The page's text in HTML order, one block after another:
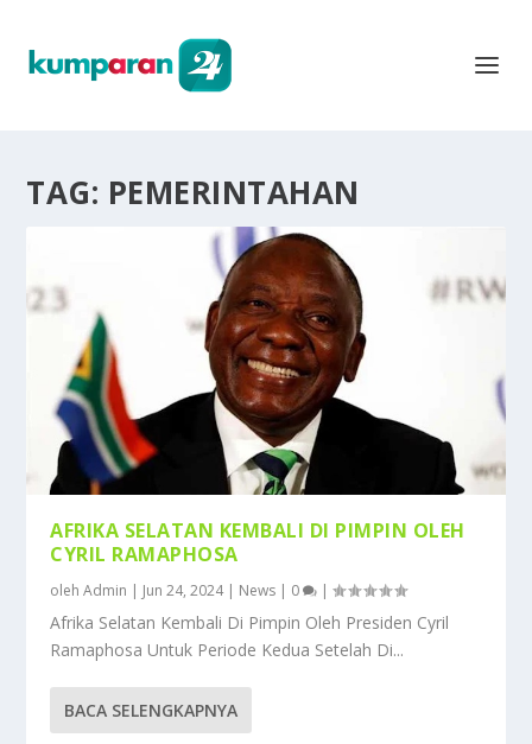
TAG: PEMERINTAHAN
AFRIKA SELATAN KEMBALI DI PIMPIN OLEH
CYRIL RAMAPHOSA
olehAdmin | Jun 24, 2024| News | 0 |
Afrika Selatan Kembali Di Pimpin Oleh Presiden Cyril
Ramaphosa Untuk Periode Kedua Setelah Di...
BACA SELENGKAPNYA